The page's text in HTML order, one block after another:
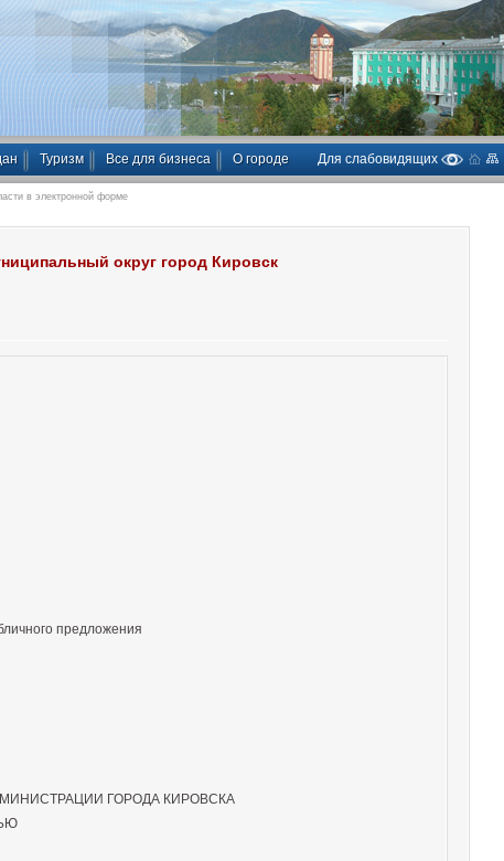
Туризм Все для бизнеса О городе Для слабовидящих
в электронной форме
округ город Кировск
предложения
ГОРОДА КИРОВСКА